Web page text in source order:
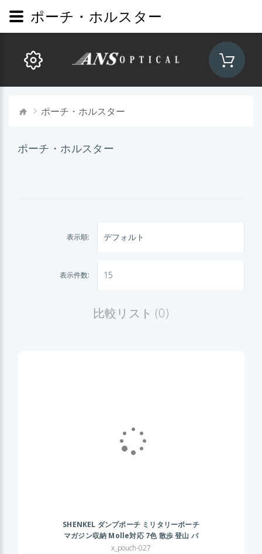
ポーチ・ホルスター
ポーチ・ホルスター
表示順:
表示件数:
比較リスト (0)
SHENKEL ダンプポーチ ミリタリーポーチ
マガジン収納 Molle対応 7色 散歩 登山 バ
イク アウトドア
x_pouch-027
ポーチ・ホルスター